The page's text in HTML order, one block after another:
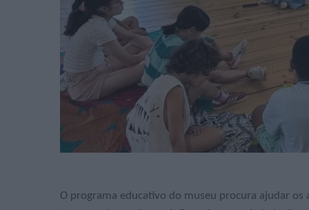
O programa educativo do museu procura ajudar